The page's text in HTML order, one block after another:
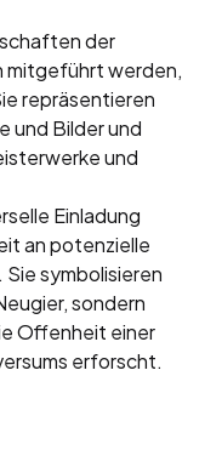
der
mitgeführt werden,
repräsentieren
und Bilder und
und
Einladung
an potenzielle
symbolisieren
sondern
Offenheit einer
erforscht.